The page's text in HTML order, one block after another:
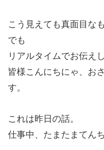
こう見えても真面目な
でも
リアルタイムでお伝え
皆様こんにちにゃ、お
す。
これは昨日の話。
仕事中、たまたまてん